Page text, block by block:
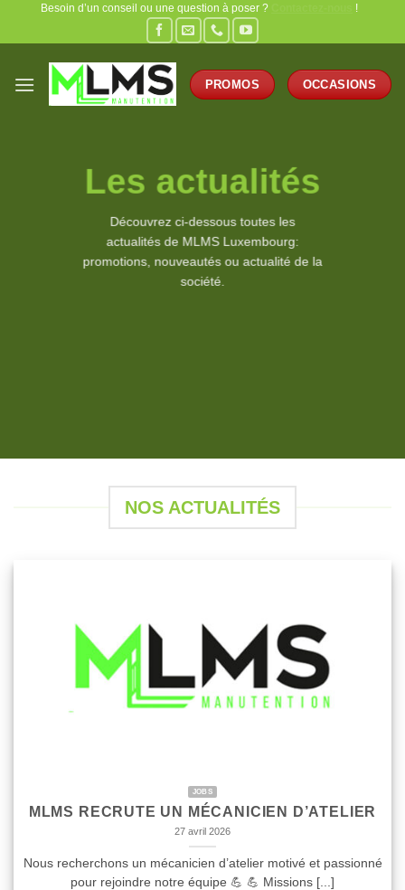
PasserBesoin d’un conseil ou une question à poser ? !
PROMOS OCCASIONS
Les actualités
Découvrez ci-dessous toutes les
actualités de MLMS Luxembourg:
promotions, nouveautés ou actualité de la
société.
NOS ACTUALITÉS
JOBS
MLMS RECRUTE UN MÉCANICIEN D’ATELIER
27 avril 2026
Nous recherchons un mécanicien d’atelier motivé et passionné
pour rejoindre notre équipe 💪 💪 Missions [...]